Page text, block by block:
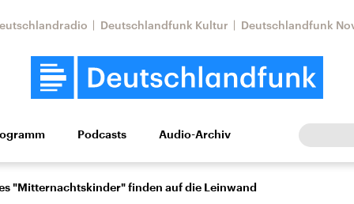
Deutschlandfunk Kultur Deutschlandfunk
Wissen Kultur Europa
Podcasts Audio-Archiv
"Mitternachtskinder" finden auf die Leinwand